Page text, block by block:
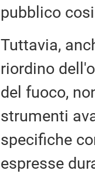
pubblico
Tuttavia,
riordino
del fuoco,
strumenti
specifiche
espresse